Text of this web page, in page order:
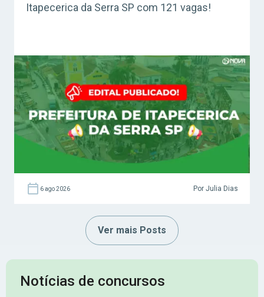
Itapecerica da Serra SP com 121 vagas!
6 ago 2026 Por Julia Dias
Ver mais Posts
Notícias de concursos